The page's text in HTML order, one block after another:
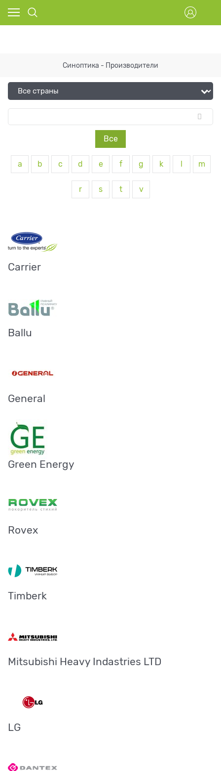
Синоптика - Производители
Все
a b c d e f g k m
r s t v
Carrier
Ballu
General
Green Energy
Rovex
Timberk
Mitsubishi Heavy Indastries LTD
LG